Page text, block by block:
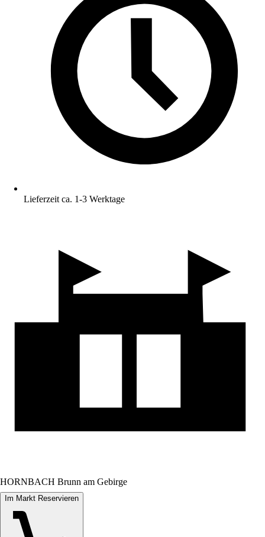
Lieferzeit ca. 1-3 Werktage
HORNBACH Brunn am Gebirge
Im Markt Reservieren